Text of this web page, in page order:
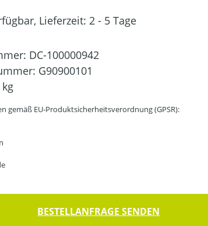
Lieferzeit: 2 - 5 Tage
DC-100000942
G90900101
kg
gemäß EU-Produktsicherheitsverordnung (GPSR):
BESTELLANFRAGE SENDEN